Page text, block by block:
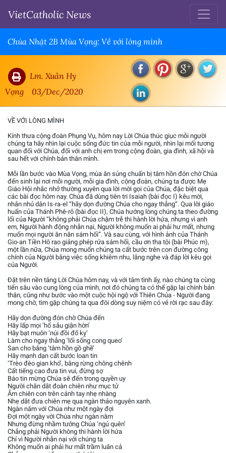
VietCatholic News
Chúa Nhật 2B Mùa Vọng: Về với lòng mình
Lm. Xuân Hy
Vọng
03/Dec/2020
VỀ VỚI LÒNG MÌNH
Kính thưa cộng đoàn Phụng Vụ, hôm nay Lời Chúa thúc giục mỗi người
chúng ta hãy nhìn lại cuộc sống đức tin của mỗi người, nhìn lại mối tương
quan đối với Chúa, đối với anh chị em trong cộng đoàn, gia đình, xã hội và
sau hết với chính bản thân mình.
Mỗi lần bước vào Mùa Vọng, mùa ân sủng chuẩn bị tâm hồn đón chờ Chúa
đến sinh lại nơi mỗi người, mỗi gia đình, cộng đoàn, chúng ta được Mẹ
Giáo Hội nhắc nhở thường xuyên qua lời mời gọi của Chúa, đặc biệt qua
các bài đọc hôm nay. Chúa đã dùng tiên tri Isaiah (bài đọc I) kêu mời,
nhắn nhủ dân Is-ra-el “hãy dọn đường Chúa cho ngay thẳng”. Qua lời giáo
huấn của Thánh Phê-rô (bài đọc II), Chúa hướng lòng chúng ta theo đường
lối của Người “không phải Chúa chậm trễ thi hành lời hứa, nhưng vì anh
em, Người hành động nhẫn nại, Người không muốn ai phải hư mất, nhưng
muốn mọi người ăn năn sám hối”. Và sau cùng, với hình ảnh của Thánh
Gio-an Tiền Hô rao giảng phép rửa sám hối, cầu ơn tha tội (bài Phúc m),
một lần nữa, Chúa mong muốn chúng ta cất bước trên con đường công
chính của Người bằng việc sống khiêm nhu, lắng nghe và đáp lời kêu gọi
của Người.
Đặt trên nền tảng Lời Chúa hôm nay, và với tâm tình ấy, nào chúng ta cùng
tiến sâu vào cung lòng của mình, nơi đó chúng ta có thể gặp lại chính bản
thân, cũng như bước vào một cuộc hội ngộ với Thiên Chúa - Người đang
mong chờ, tìm gặp chúng ta qua đôi dòng suy niệm có vẻ rời rạc sau đây:
Hãy dọn đường đón chờ Chúa đến
Hãy lấp mọi ‘hố sâu giận hờn’
Hãy bạt muôn ‘núi đồi đố kỵ’
Làm cho ngay thẳng ‘lối sống cong queo’
San cho bằng ‘tâm hồn gồ ghề’
Hãy mạnh dạn cất bước loan tin
‘Trèo đèo gian khó’, băng rừng chông chênh
Cất tiếng cao đưa tin vui, đừng sợ
Báo tin mừng Chúa sẽ đến trong quyền uy
Người chăn dắt đoàn chiên như mục tử
Ẳm chiên con trên cánh tay nhẹ nhàng
Nhẹ dắt đưa chiên mẹ qua ngàn thảo nguyên xanh.
Ngàn năm với Chúa như một ngày đợi
Đợi một ngày với Chúa như ngàn năm
Nhưng đừng nhầm tưởng Chúa ‘ngủ quên’
Chẳng phải Người không thi hành lời hứa
Chỉ vì Người nhẫn nại với chúng ta
Không muốn ai phải hư mất trầm luân cả